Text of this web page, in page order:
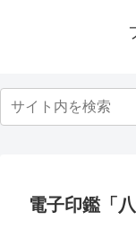
電子印鑑「